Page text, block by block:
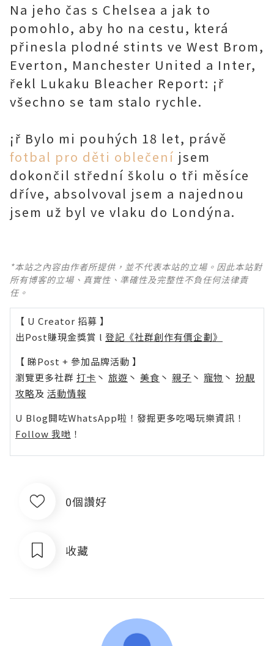
Na jeho čas s Chelsea a jak to
pomohlo, aby ho na cestu, která
přinesla plodné stints ve West Brom,
Everton, Manchester United a Inter,
řekl Lukaku Bleacher Report: ¡ř
všechno se tam stalo rychle.
¡ř Bylo mi pouhých 18 let, právě
fotbal pro děti oblečení jsem
dokončil střední školu o tři měsíce
dříve, absolvoval jsem a najednou
jsem už byl ve vlaku do Londýna.
*本站之內容由作者所提供，並不代表本站的立場。因此本站對
所有博客的立場、真實性、準確性及完整性不負任何法律責
任。
【 U Creator 招募 】
出Post賺現金獎賞 l 登記《社群創作有價企劃》
【 睇Post + 參加品牌活動 】
瀏覽更多社群 打卡 丶 旅遊 丶 美食 丶 親子 丶 寵物 丶 扮靚
攻略及 活動情報
U Blog開咗WhatsApp啦！發掘更多吃喝玩樂資訊！
Follow 我哋 ！
0個讚好
收藏